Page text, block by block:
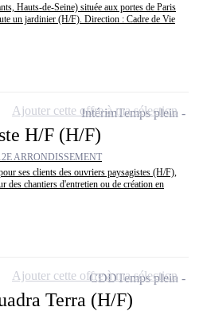
Hauts-de-Seine) située aux portes de Paris
un jardinier (H/F). Direction : Cadre de Vie
H/F (H/F)
ARRONDISSEMENT
ses clients des ouvriers paysagistes (H/F),
des chantiers d'entretien ou de création en
IntérimTemps plein
Ajouter cette offre à ma sélection
Terra (H/F)
CDDTemps plein
Ajouter cette offre à ma sélection